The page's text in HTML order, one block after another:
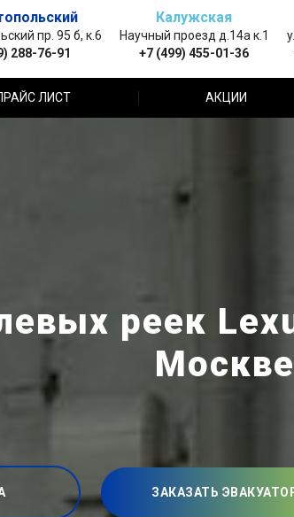
пр. 95 б, к.6
288-76-91
Калужская
Научный проезд д.14а к.1
+7 (499) 455-01-36
ЛИСТ АКЦИИ
реек
Москве
ЗАКАЗАТЬ